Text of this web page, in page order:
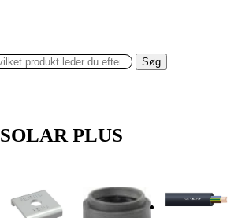
Søg
SOLAR PLUS